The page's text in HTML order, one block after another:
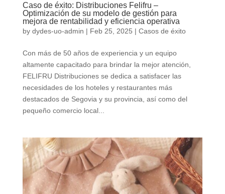
Caso de éxito: Distribuciones Felifru –
Optimización de su modelo de gestión para
mejora de rentabilidad y eficiencia operativa
by dydes-uo-admin | Feb 25, 2025 | Casos de éxito
Con más de 50 años de experiencia y un equipo
altamente capacitado para brindar la mejor atención,
FELIFRU Distribuciones se dedica a satisfacer las
necesidades de los hoteles y restaurantes más
destacados de Segovia y su provincia, así como del
pequeño comercio local...